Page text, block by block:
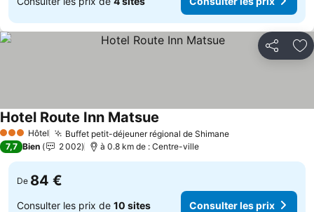
Partager
3 ÉtoilesHôtel Buffet petit-déjeuner régional de ShimaneConsulter les
Hotel Route Inn Matsue
7,7 Bien 2 002 à 0.8 km de : Centre-ville
De 84 €
Consulter les prix de 10 sites Consulter les prix